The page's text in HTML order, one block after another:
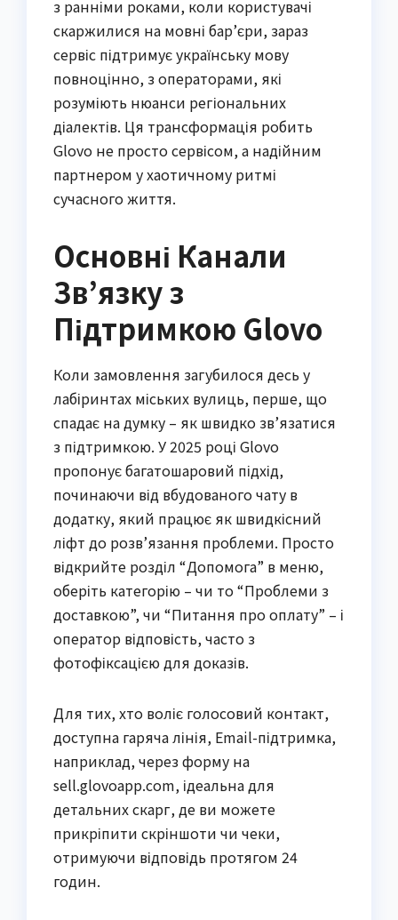
з ранніми роками, коли користувачі
скаржилися на мовні бар’єри, зараз
сервіс підтримує українську мову
повноцінно, з операторами, які
розуміють нюанси регіональних
діалектів. Ця трансформація робить
Glovo не просто сервісом, а надійним
партнером у хаотичному ритмі
сучасного життя.
Основні Канали
Зв’язку з
Підтримкою Glovo
Коли замовлення загубилося десь у
лабіринтах міських вулиць, перше, що
спадає на думку – як швидко зв’язатися
з підтримкою. У 2025 році Glovo
пропонує багатошаровий підхід,
починаючи від вбудованого чату в
додатку, який працює як швидкісний
ліфт до розв’язання проблеми. Просто
відкрийте розділ “Допомога” в меню,
оберіть категорію – чи то “Проблеми з
доставкою”, чи “Питання про оплату” – і
оператор відповість, часто з
фотофіксацією для доказів.
Для тих, хто воліє голосовий контакт,
доступна гаряча лінія, Email-підтримка,
наприклад, через форму на
sell.glovoapp.com, ідеальна для
детальних скарг, де ви можете
прикріпити скріншоти чи чеки,
отримуючи відповідь протягом 24
годин.